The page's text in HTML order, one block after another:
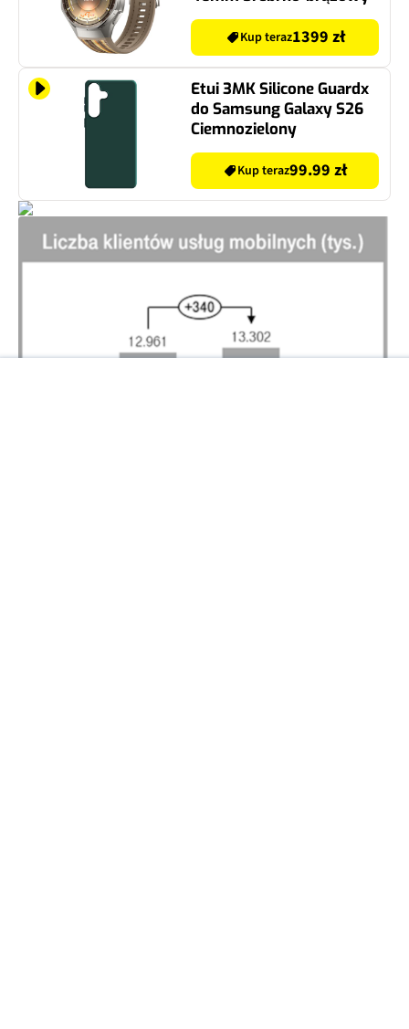
Kup teraz1399 zł
Etui 3MK Silicone Guardx
do Samsung Galaxy S26
Ciemnozielony
Kup teraz99.99 zł